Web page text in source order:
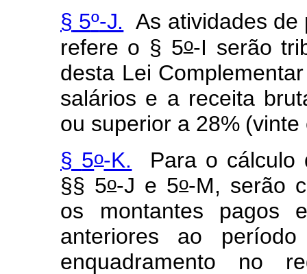
§ 5º-J. As atividades de
refere o § 5o-I serão tri
desta Lei Complementar
salários e a receita
ou superior a 28% (vinte
§ 5o-K. Para o cálculo
§§ 5o-J e 5o-M, serão
os
montantes pagos
anteriores ao período
enquadramento no r